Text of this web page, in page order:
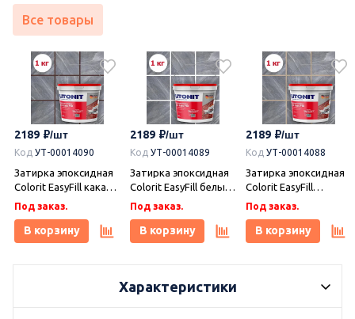
Все товары
2189
Код УТ-00014090
Затирка эпоксидная
Colorit EasyFill какао 1
кг, Плитонит
Под заказ.
В корзину
2189
Код УТ-00014089
Затирка эпоксидная
Colorit EasyFill белый
1 кг, Плитонит
Под заказ.
В корзину
2189
Код УТ-00014088
Затирка эпоксидная
Colorit EasyFill
бежевый 1 кг,
Плитонит
Под заказ.
В корзину
Характеристики